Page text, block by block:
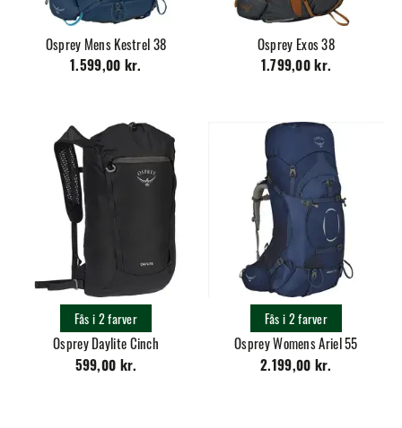
Osprey Mens Kestrel 38
1.599,00 kr.
Osprey Exos 38
1.799,00 kr.
Osprey Daylite Cinch
599,00 kr.
Fås i 2 farver
Osprey Womens Ariel 55
2.199,00 kr.
Fås i 2 farver